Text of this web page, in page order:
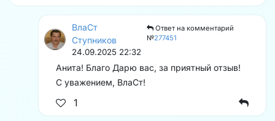
ВлаСт
Ступников
Ответ на комментарий
№277451
24.09.2025 22:32
Анита! Благо Дарю вас, за приятный отзыв!
С уважением, ВлаСт!
1